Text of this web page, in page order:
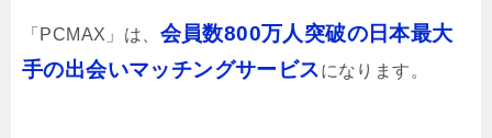
「PCMAX」は、 会員数800万人突破の日本最大
手の出会いマッチングサービスになります。